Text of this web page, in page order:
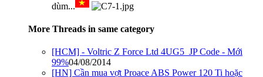
dùm...
More Threads in same category
[HCM] - Voltric Z Force Ltd 4UG5_JP Code - Mới
99%04/08/2014
[HN] Cần mua vợt Proace ABS Power 120 Ti hoặc